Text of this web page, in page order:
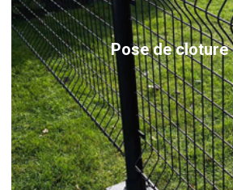
Pose de cloture